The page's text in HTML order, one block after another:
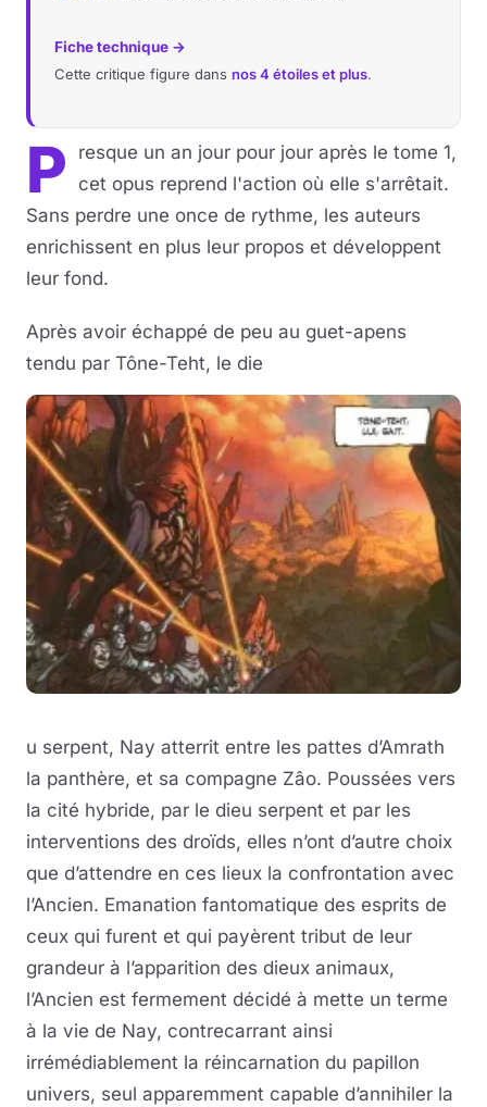
Sortir
Forum
Fiche technique →
Cette critique figure dans nos 4 étoiles et plus.
P
resque un an jour pour jour après le tome 1,
cet opus reprend l'action où elle s'arrêtait.
Sans perdre une once de rythme, les auteurs
enrichissent en plus leur propos et développent
leur fond.
Après avoir échappé de peu au guet-apens
tendu par Tône-Teht, le die
u serpent, Nay atterrit entre les pattes d’Amrath
la panthère, et sa compagne Zâo. Poussées vers
la cité hybride, par le dieu serpent et par les
interventions des droïds, elles n’ont d’autre choix
que d’attendre en ces lieux la confrontation avec
l’Ancien. Emanation fantomatique des esprits de
ceux qui furent et qui payèrent tribut de leur
grandeur à l’apparition des dieux animaux,
l’Ancien est fermement décidé à mette un terme
à la vie de Nay, contrecarrant ainsi
irrémédiablement la réincarnation du papillon
univers, seul apparemment capable d’annihiler la